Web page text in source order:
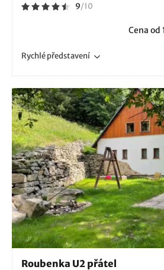
9/10
Cena od
Rychlépředstavení
Roubenka U2 přátel